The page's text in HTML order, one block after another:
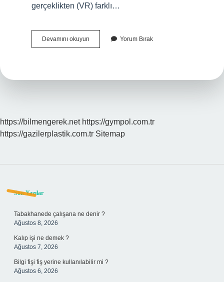
gerçeklikten (VR) farklı…
Devamını okuyun
Hangi
Yorum Bırak
https://bilmengerek.net https://gympol.com.tr
https://gazilerplastik.com.tr Sitemap
Sidebar
Son Yazılar
Tabakhanede çalışana ne denir ?
Ağustos 8, 2026
Kalıp işi ne demek ?
Ağustos 7, 2026
Bilgi fişi fiş yerine kullanılabilir mi ?
Ağustos 6, 2026